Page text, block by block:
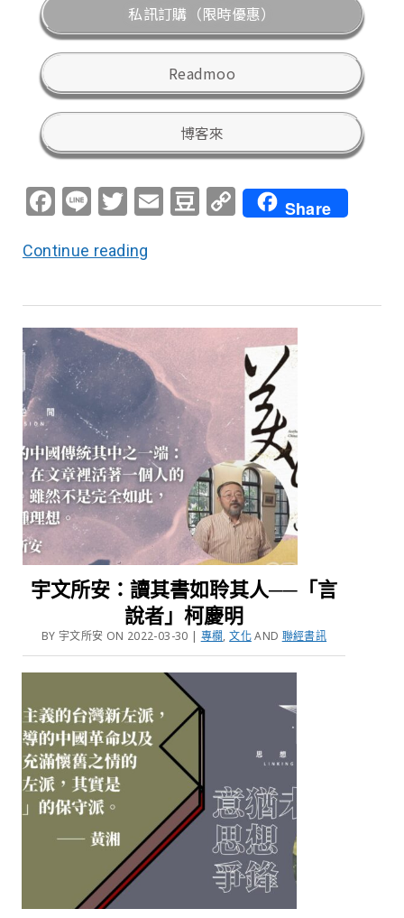
私訊訂購（限時優惠）
Readmoo
博客來
Facebook
LineTwitter
EmailDouban
CopyShare
Continue reading
宇文所安：讀其書如聆其人──「言
說者」柯慶明
BY 宇文所安 ON 2022-03-30 | 專欄,文化AND 聯經書訊